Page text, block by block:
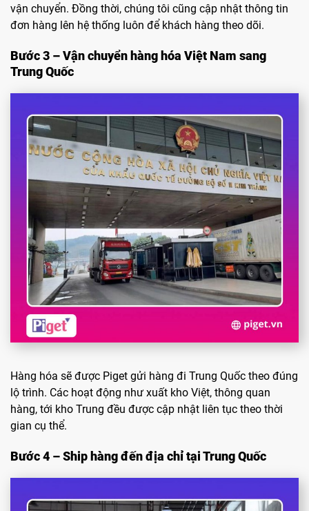
vận chuyển. Đồng thời, chúng tôi cũng cập nhật thông tin
đơn hàng lên hệ thống luôn để khách hàng theo dõi.
Bước 3 – Vận chuyển hàng hóa Việt Nam sang
Trung Quốc
Hàng hóa sẽ được Piget gửi hàng đi Trung Quốc theo đúng
lộ trình. Các hoạt động như xuất kho Việt, thông quan
hàng, tới kho Trung đều được cập nhật liên tục theo thời
gian cụ thể.
Bước 4 – Ship hàng đến địa chỉ tại Trung Quốc